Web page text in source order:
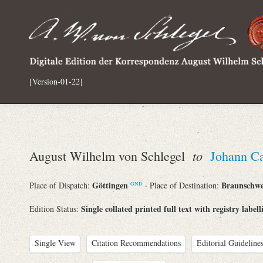
[Version-01-22]
August Wilhelm von Schlegel to Johann
Place of Dispatch: Göttingen GND · Place of Destination:
Edition Status: Single collated printed full text with registry
Single View Citation Recommendations Editorial